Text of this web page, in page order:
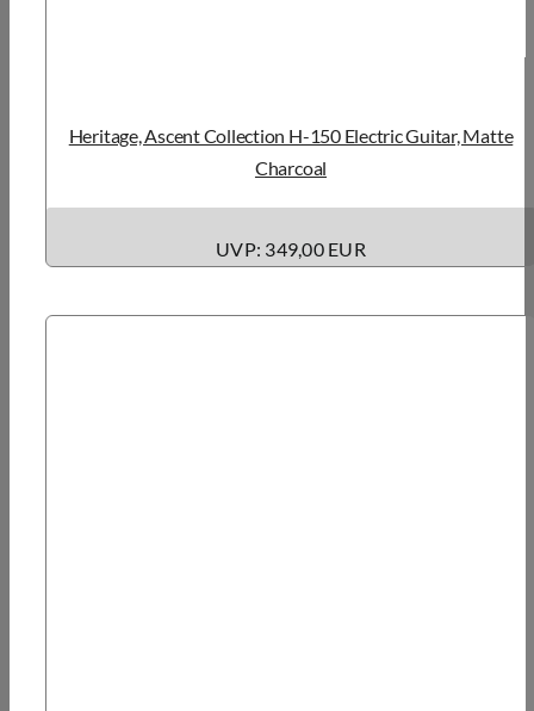
Heritage, Ascent Collection H-150 Electric Guitar, Matte
Charcoal
UVP: 349,00 EUR